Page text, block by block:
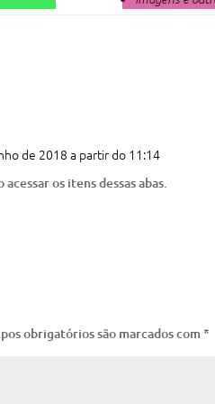
de 2018 a partir do 11:14
os itens dessas abas.
obrigatórios são marcados com *